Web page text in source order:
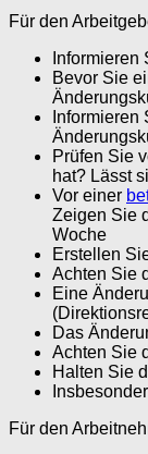
Für den
Bevor Sie
Prüfen Sie
hat? Lässt
Vor einer
Zeigen Sie
Woche
Erstellen
Achten Sie
Eine
Das
Achten Sie
Halten Sie
Für den